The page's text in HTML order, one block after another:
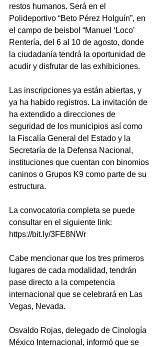
restos humanos. Será en el
Polideportivo “Beto Pérez Holguín”, en
el campo de beisbol “Manuel ‘Loco’
Rentería, del 6 al 10 de agosto, donde
la ciudadanía tendrá la oportunidad de
acudir y disfrutar de las exhibiciones.
Las inscripciones ya están abiertas, y
ya ha habido registros. La invitación de
ha extendido a direcciones de
seguridad de los municipios así como
la Fiscalía General del Estado y la
Secretaría de la Defensa Nacional,
instituciones que cuentan con binomios
caninos o Grupos K9 como parte de su
estructura.
La convocatoria completa se puede
consultar en el siguiente link:
https://bit.ly/3FE8NWr
Cabe mencionar que los tres primeros
lugares de cada modalidad, tendrán
pase directo a la competencia
internacional que se celebrará en Las
Vegas, Nevada.
Osvaldo Rojas, delegado de Cinología
México Internacional, informó que se